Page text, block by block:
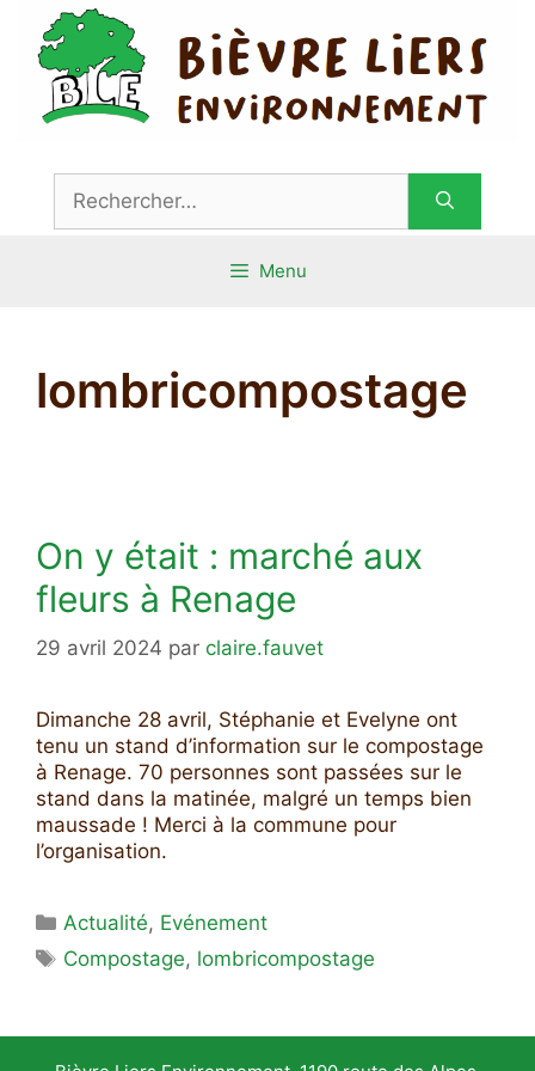
contenu
Menu
lombricompostage
On y était : marché aux
fleurs à Renage
29 avril 2024 par claire.fauvet
Dimanche 28 avril, Stéphanie et Evelyne ont
tenu un stand d’information sur le compostage
à Renage. 70 personnes sont passées sur le
stand dans la matinée, malgré un temps bien
maussade ! Merci à la commune pour
l’organisation.
Catégories
Actualité, Evénement
Étiquettes
Compostage, lombricompostage